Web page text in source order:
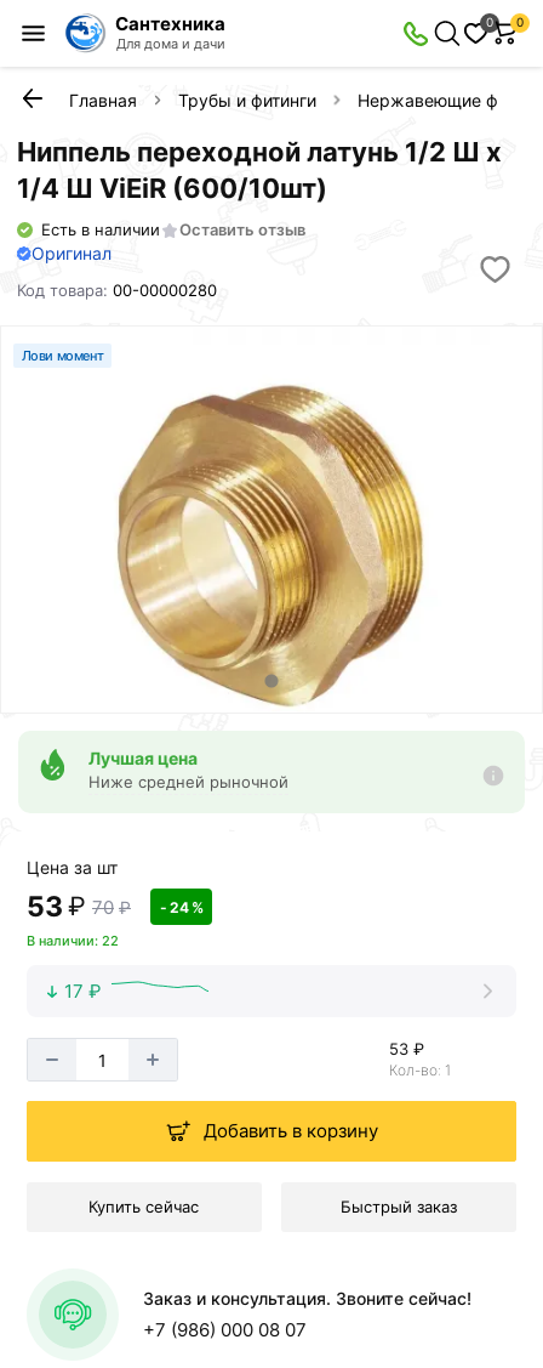
Сантехника
Для дома и дачи
0 0
Главная Трубы и фитинги Нержавеющие
Ниппель переходной латунь 1/2 Ш х
1/4 Ш ViEiR (600/10шт)
Есть в наличии Оставить отзыв
Оригинал
Код товара:00-00000280
Лови момент
Лучшая цена
Ниже средней рыночной
Цена за шт
53 ₽ 70 ₽ - 24 %
В наличии: 22
17 ₽
53 ₽
Кол-во: 1
Добавить в корзину
Купить сейчас Быстрый заказ
Заказ и консультация. Звоните сейчас!
+7 (986) 000 08 07